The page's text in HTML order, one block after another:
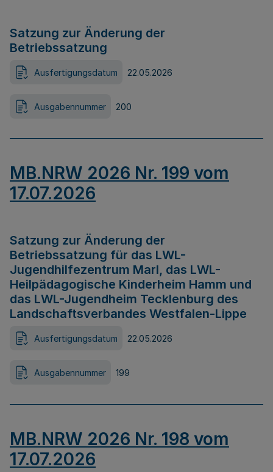
Satzung zur Änderung der
Betriebssatzung
Ausfertigungsdatum 22.05.2026
Ausgabennummer 200
MB.NRW 2026 Nr. 199 vom
17.07.2026
Satzung zur Änderung der
Betriebssatzung für das LWL-
Jugendhilfezentrum Marl, das LWL-
Heilpädagogische Kinderheim Hamm und
das LWL-Jugendheim Tecklenburg des
Landschaftsverbandes Westfalen-Lippe
Ausfertigungsdatum 22.05.2026
Ausgabennummer 199
MB.NRW 2026 Nr. 198 vom
17.07.2026